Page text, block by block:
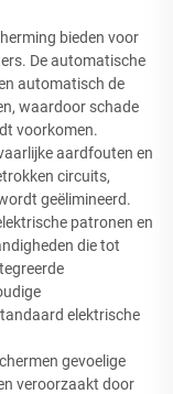
bieden voor
De automatische
automatisch de
waardoor schade
voorkomen.
aardfouten en
circuits,
geëlimineerd.
patronen en
die tot
elektrische
gevoelige
veroorzaakt door